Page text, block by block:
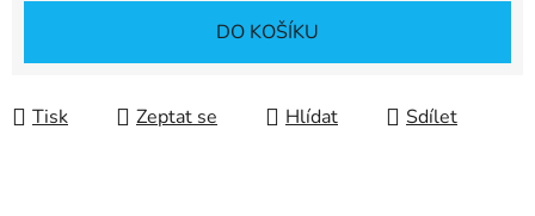
DO KOŠÍKU
Tisk Zeptat se Hlídat Sdílet